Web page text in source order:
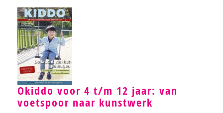
Annerieke Boland
Arjan Bolt
Lilian van der Bolt
Denise Bontje
Wendy Bontje
Ester van den Boog
Okiddo voor 4 t/m 12 jaar: van
voetspoor naar kunstwerk